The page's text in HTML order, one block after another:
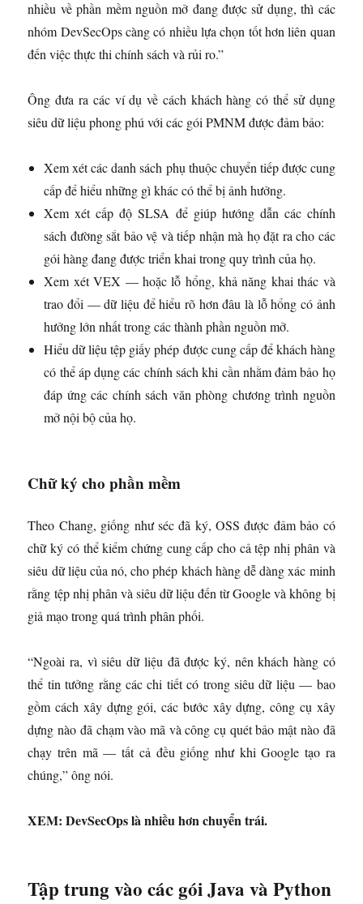
nhiều về phần mềm nguồn mở đang được sử dụng, thì các
nhóm DevSecOps càng có nhiều lựa chọn tốt hơn liên quan
đến việc thực thi chính sách và rủi ro.”
Ông đưa ra các ví dụ về cách khách hàng có thể sử dụng
siêu dữ liệu phong phú với các gói PMNM được đảm bảo:
Xem xét các danh sách phụ thuộc chuyển tiếp được cung
cấp để hiểu những gì khác có thể bị ảnh hưởng.
Xem xét cấp độ SLSA để giúp hướng dẫn các chính
sách đường sắt bảo vệ và tiếp nhận mà họ đặt ra cho các
gói hàng đang được triển khai trong quy trình của họ.
Xem xét VEX — hoặc lỗ hổng, khả năng khai thác và
trao đổi — dữ liệu để hiểu rõ hơn đâu là lỗ hổng có ảnh
hưởng lớn nhất trong các thành phần nguồn mở.
Hiểu dữ liệu tệp giấy phép được cung cấp để khách hàng
có thể áp dụng các chính sách khi cần nhằm đảm bảo họ
đáp ứng các chính sách văn phòng chương trình nguồn
mở nội bộ của họ.
Chữ ký cho phần mềm
Theo Chang, giống như séc đã ký, OSS được đảm bảo có
chữ ký có thể kiểm chứng cung cấp cho cả tệp nhị phân và
siêu dữ liệu của nó, cho phép khách hàng dễ dàng xác minh
rằng tệp nhị phân và siêu dữ liệu đến từ Google và không bị
giả mạo trong quá trình phân phối.
“Ngoài ra, vì siêu dữ liệu đã được ký, nên khách hàng có
thể tin tưởng rằng các chi tiết có trong siêu dữ liệu — bao
gồm cách xây dựng gói, các bước xây dựng, công cụ xây
dựng nào đã chạm vào mã và công cụ quét bảo mật nào đã
chạy trên mã — tất cả đều giống như khi Google tạo ra
chúng,” ông nói.
XEM: DevSecOps lànhiều hơnchuyển trái.
Tập trung vào các gói Java và Python